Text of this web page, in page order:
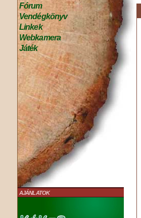
Fórum
Vendégkönyv
Linkek
Webkamera
Játék
AJÁNLATOK